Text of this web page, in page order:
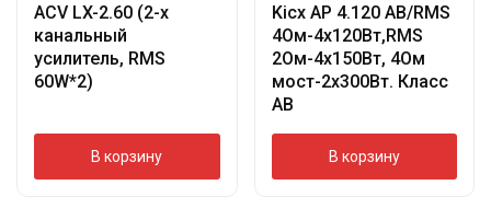
ACV LX-2.60 (2-х
канальный
усилитель, RMS
60W*2)
В корзину
Kicx AP 4.120 AB/RMS
4Ом-4х120Вт,RMS
2Ом-4х150Вт, 4Ом
мост-2х300Вт. Класс
АВ
В корзину